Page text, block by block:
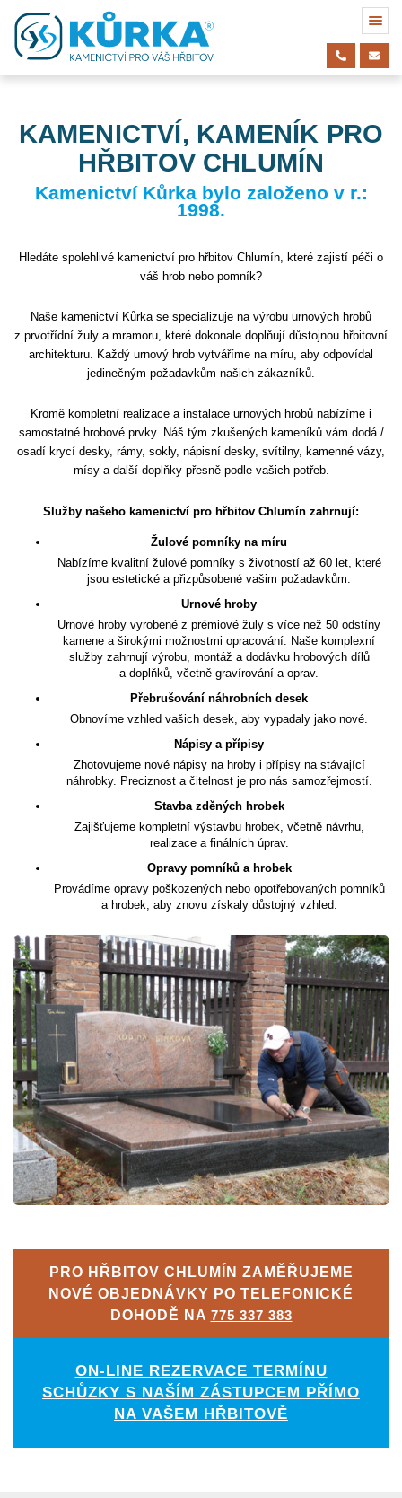
KAMENICTVÍ, KAMENÍK PRO
HŘBITOV CHLUMÍN
Kamenictví Kůrka bylo založeno v r.:
1998.
Hledáte spolehlivé kamenictví pro hřbitov Chlumín, které zajistí péči o
váš hrob nebo pomník?
Naše kamenictví Kůrka se specializuje na výrobu urnových hrobů
z prvotřídní žuly a mramoru, které dokonale doplňují důstojnou hřbitovní
architekturu. Každý urnový hrob vytváříme na míru, aby odpovídal
jedinečným požadavkům našich zákazníků.
Kromě kompletní realizace a instalace urnových hrobů nabízíme i
samostatné hrobové prvky. Náš tým zkušených kameníků vám dodá /
osadí krycí desky, rámy, sokly, nápisní desky, svítilny, kamenné vázy,
mísy a další doplňky přesně podle vašich potřeb.
Služby našeho kamenictví pro hřbitov Chlumín zahrnují:
Žulové pomníky na míru
Nabízíme kvalitní žulové pomníky s životností až 60 let, které
jsou estetické a přizpůsobené vašim požadavkům.
Urnové hroby
Urnové hroby vyrobené z prémiové žuly s více než 50 odstíny
kamene a širokými možnostmi opracování. Naše komplexní
služby zahrnují výrobu, montáž a dodávku hrobových dílů
a doplňků, včetně gravírování a oprav.
Přebrušování náhrobních desek
Obnovíme vzhled vašich desek, aby vypadaly jako nové.
Nápisy a přípisy
Zhotovujeme nové nápisy na hroby i přípisy na stávající
náhrobky. Preciznost a čitelnost je pro nás samozřejmostí.
Stavba zděných hrobek
Zajišťujeme kompletní výstavbu hrobek, včetně návrhu,
realizace a finálních úprav.
Opravy pomníků a hrobek
Provádíme opravy poškozených nebo opotřebovaných pomníků
a hrobek, aby znovu získaly důstojný vzhled.
PRO HŘBITOV CHLUMÍN ZAMĚŘUJEME
NOVÉ OBJEDNÁVKY PO TELEFONICKÉ
DOHODĚ NA 775 337 383
ON-LINE REZERVACE TERMÍNU
SCHŮZKY S NAŠÍM ZÁSTUPCEM PŘÍMO
NA VAŠEM HŘBITOVĚ